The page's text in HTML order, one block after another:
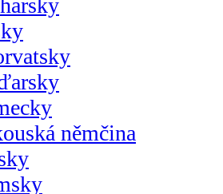
němčina